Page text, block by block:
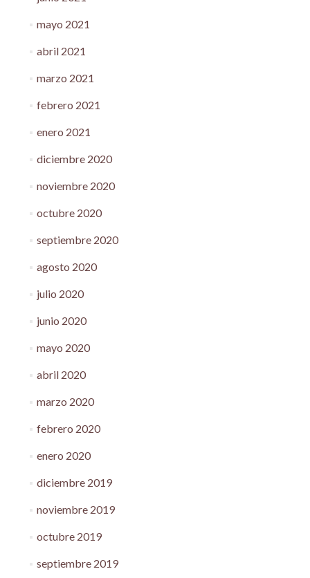
mayo 2021
abril 2021
marzo 2021
febrero 2021
enero 2021
diciembre 2020
noviembre 2020
octubre 2020
septiembre 2020
agosto 2020
julio 2020
junio 2020
mayo 2020
abril 2020
marzo 2020
febrero 2020
enero 2020
diciembre 2019
noviembre 2019
octubre 2019
septiembre 2019